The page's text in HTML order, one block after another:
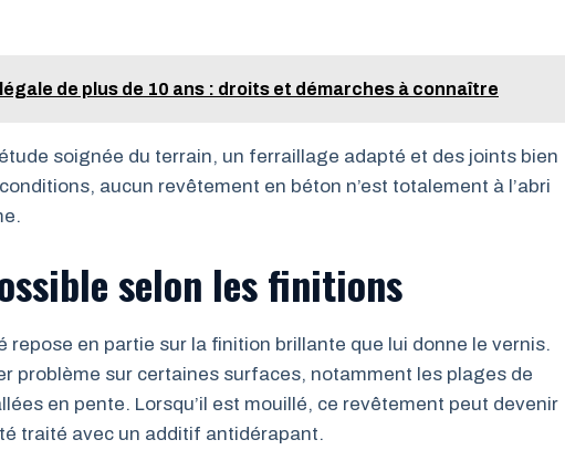
de plus de 10 ans : droits et démarches à connaître
soignée du terrain, un ferraillage adapté et des joints bien
aucun revêtement en béton n’est totalement à l’abri
selon les finitions
repose en partie sur la finition brillante que lui donne le vernis.
problème sur certaines surfaces, notamment les plages de
en pente. Lorsqu’il est mouillé, ce revêtement peut devenir
traité avec un additif antidérapant.